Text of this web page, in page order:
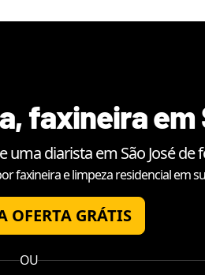
faxineira em
uma diarista em São Joséde
faxineira e limpeza residencial em
OFERTA GRÁTIS
OU